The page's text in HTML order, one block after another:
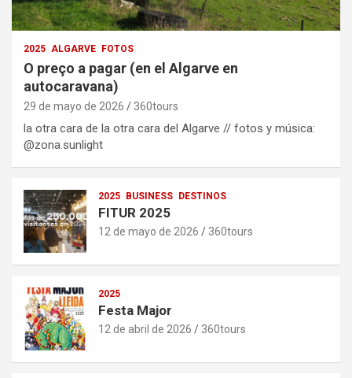
2025 ALGARVE FOTOS
O preço a pagar (en el Algarve en
autocaravana)
29 de mayo de 2026 360tours
la otra cara de la otra cara del Algarve // fotos y música:
‪@zona.sunlight‬
2025 BUSINESS DESTINOS
FITUR 2025
12 de mayo de 2026 360tours
2025
Festa Major
12 de abril de 2026 360tours